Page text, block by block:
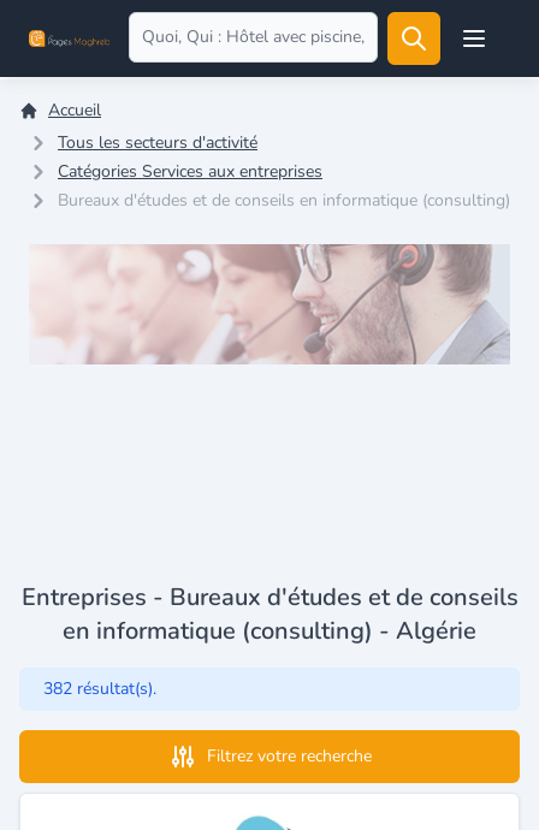
Open
Accueil
Tous les secteurs d'activité
Catégories Services aux entreprises
Bureaux d'études et de conseils en informatique (consulting)
Entreprises - Bureaux d'études et de conseils
en informatique (consulting) - Algérie
382 résultat(s).
Filtrez votre recherche